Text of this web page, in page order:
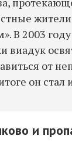
В 2003 году
виадук
от
он стал
и